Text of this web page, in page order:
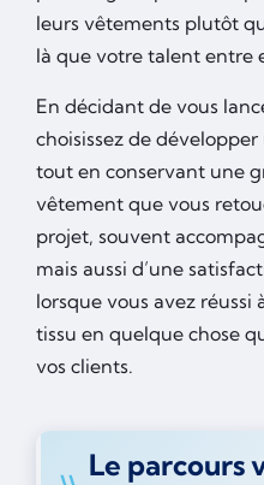
leurs vêtements plutôt
là que votre talent entre
En décidant de vous
choisissez de
tout en conservant une
vêtement que vous
projet, souvent
mais aussi d’une
lorsque vous avez
tissu en quelque chose
vos clients.
Le parcours